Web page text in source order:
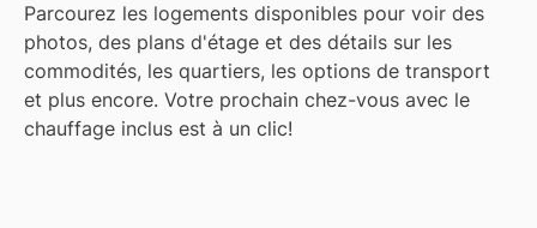
Parcourez les logements disponibles pour voir des
photos, des plans d'étage et des détails sur les
commodités, les quartiers, les options de transport
et plus encore. Votre prochain chez-vous avec le
chauffage inclus est à un clic!